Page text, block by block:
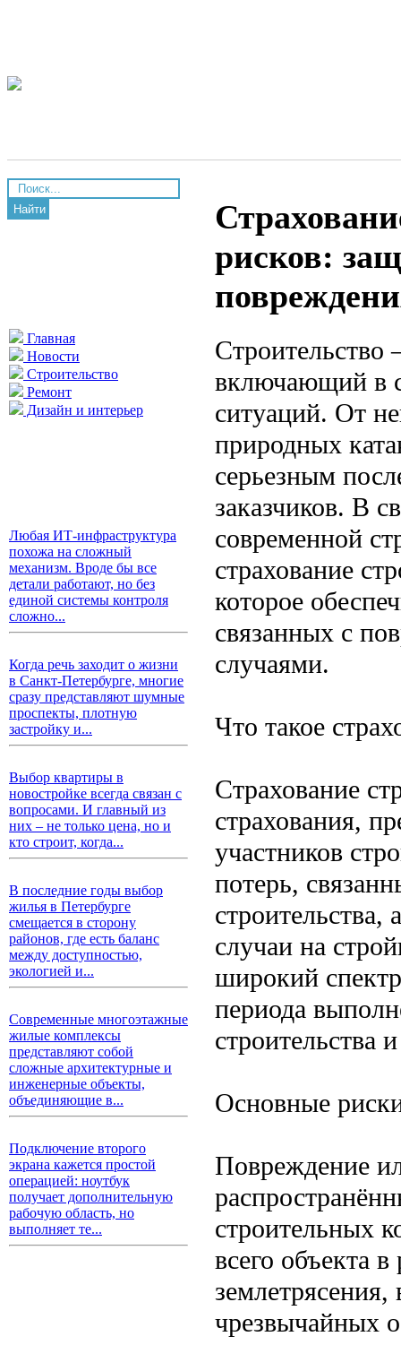
Найти
Главная
Новости
Строительство
Ремонт
Дизайн и интерьер
Любая ИТ-инфраструктура
похожа на сложный
механизм. Вроде бы все
детали работают, но без
единой системы контроля
сложно...
Когда речь заходит о жизни
в Санкт-Петербурге, многие
сразу представляют шумные
проспекты, плотную
застройку и...
Выбор квартиры в
новостройке всегда связан с
вопросами. И главный из
них – не только цена, но и
кто строит, когда...
В последние годы выбор
жилья в Петербурге
смещается в сторону
районов, где есть баланс
между доступностью,
экологией и...
Современные многоэтажные
жилые комплексы
представляют собой
сложные архитектурные и
инженерные объекты,
объединяющие в...
Подключение второго
экрана кажется простой
операцией: ноутбук
получает дополнительную
рабочую область, но
выполняет те...
рисков:
включающий в
ситуаций. От
природных
серьезным
заказчиков. В
современной
страхование
которое
связанных с
случаями.
Что такое
Страхование
страхования,
участников
потерь,
строительства,
случаи на
широкий
периода
строительства
Основные
Повреждение
строительных
всего объекта
чрезвычайных